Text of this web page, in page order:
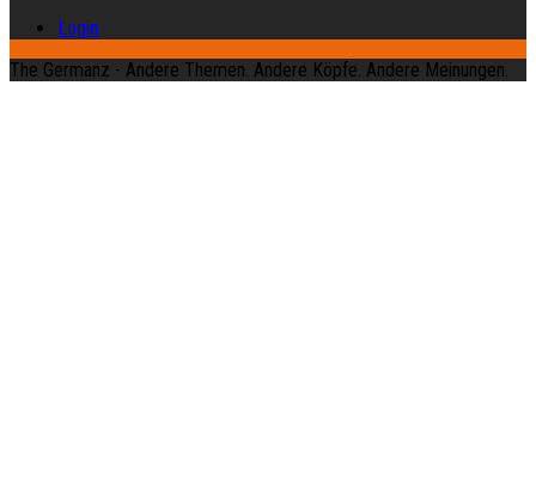
Login
The Germanz - Andere Themen. Andere Köpfe. Andere Meinungen.